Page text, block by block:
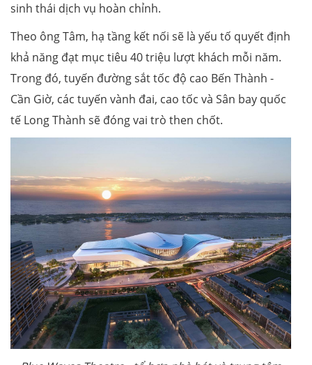
sinh thái dịch vụ hoàn chỉnh.
Theo ông Tâm, hạ tầng kết nối sẽ là yếu tố quyết định
khả năng đạt mục tiêu 40 triệu lượt khách mỗi năm.
Trong đó, tuyến đường sắt tốc độ cao Bến Thành -
Cần Giờ, các tuyến vành đai, cao tốc và Sân bay quốc
tế Long Thành sẽ đóng vai trò then chốt.